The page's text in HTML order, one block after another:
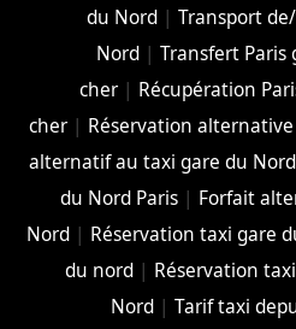
du Nord |Transport
Nord |Transfert Paris
cher | Récupération
cher| Réservation
alternatif au taxi gare du Nord
du Nord Paris| Forfait
Nord | Réservation taxi gare
du nord| Réservation
Nord| Tarif taxi